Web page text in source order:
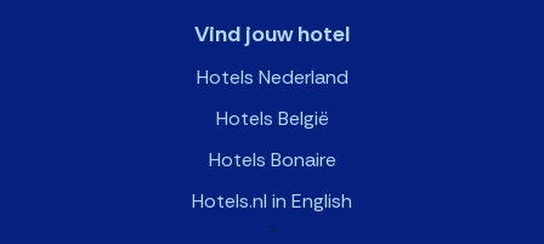
Vind jouw hotel
Hotels Nederland
Hotels België
Hotels Bonaire
Hotels.nl in English
>